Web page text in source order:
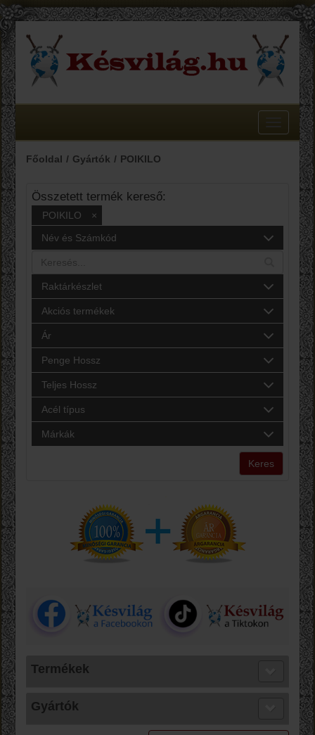
Toggle
Főoldal
Gyártók POIKILO
Összetett termék kereső:
POIKILO
×
Név és Számkód
Raktárkészlet
Akciós termékek
Ár
Penge Hossz
Teljes Hossz
Acél típus
Márkák
Keres
Termékek
Gyártók